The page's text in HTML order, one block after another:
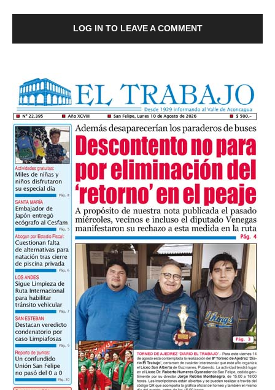
LOG IN TO LEAVE A COMMENT